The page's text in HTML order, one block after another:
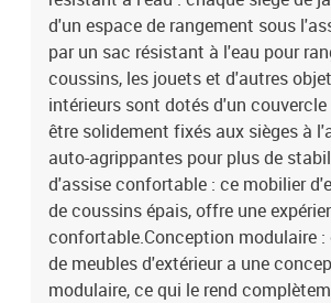
d'un espace de rangement sous
par un sac résistant à l'eau pour
coussins, les jouets et d'autres
intérieurs sont dotés d'un
être solidement fixés aux sièges à
auto-agrippantes pour plus de
d'assise confortable : ce mobilier
de coussins épais, offre une
confortable.Conception modulaire :
de meubles d'extérieur a une
modulaire, ce qui le rend